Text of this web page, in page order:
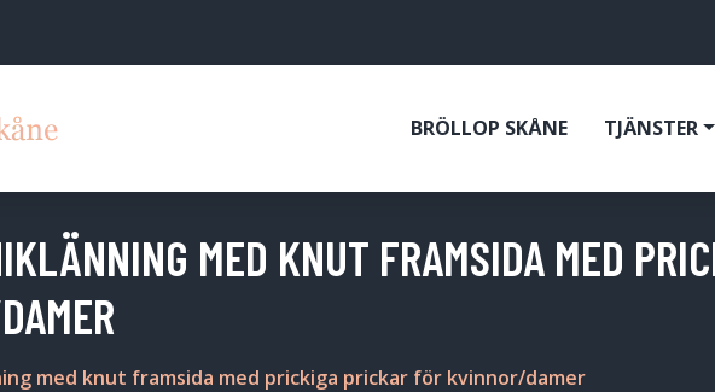
BRÖLLOP SKÅNE TJÄNSTER
MED KNUT FRAMSIDA MED
med knut framsida med prickiga prickar för kvinnor/damer